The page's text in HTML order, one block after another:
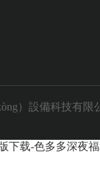
）設備科技有限
下载-色多多深夜